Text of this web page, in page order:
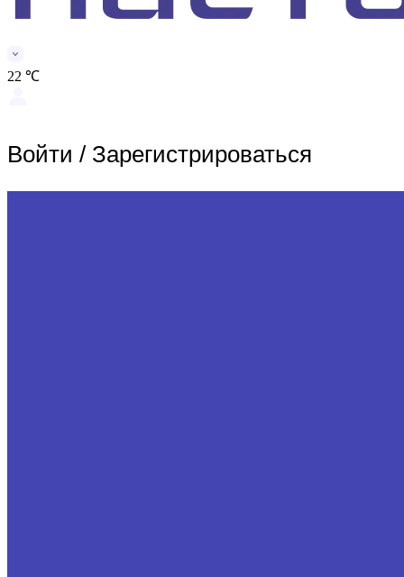
22 ℃
Войти / Зарегистрироваться